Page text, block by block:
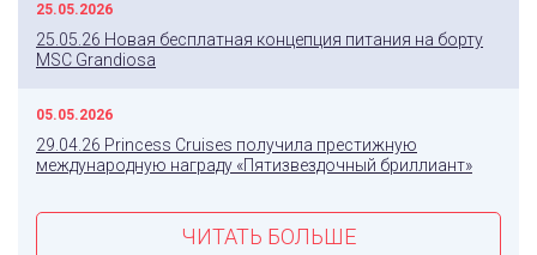
25.05.2026
25.05.26 Новая бесплатная концепция питания на борту
MSC Grandiosa
05.05.2026
29.04.26 Princess Cruises получила престижную
международную награду «Пятизвездочный бриллиант»
ЧИТАТЬ БОЛЬШЕ